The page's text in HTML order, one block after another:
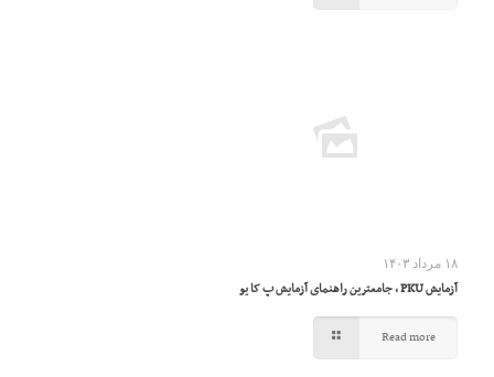
۱۸ مرداد ۱۴۰۳
آزمایش PKU ، جامعترین راهنمای آزمایش پ کا یو
Read more